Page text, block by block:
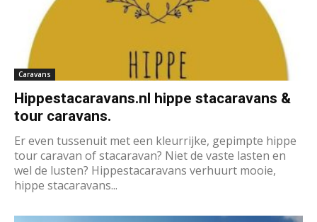
Caravans
Hippestacaravans.nl hippe stacaravans &
tour caravans.
Er even tussenuit met een kleurrijke, gepimpte hippe
tour caravan of stacaravan? Niet de vaste lasten en
wel de lusten? Hippestacaravans verhuurt mooie,
hippe stacaravans...